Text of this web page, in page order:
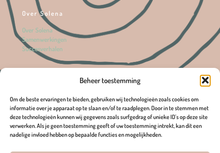
Beheer toestemming
Om de beste ervaringen te bieden, gebruiken wij technologieën zoals cookies om
informatie over je apparaat op te slaan en/of te raadplegen. Door in te stemmen met
deze technologieën kunnen wij gegevens zoals surfgedrag of unieke ID's op deze site
verwerken. Als je geen toestemming geeft of uw toestemming intrekt, kan dit een
nadelige invloed hebben op bepaalde functies en mogelijkheden.
Over Solena
Over Solena
Samenwerkingen
Succesverhalen
Bewustmetsolena.nl
Burg Ottenhofstraat 14B
6561 CM Groesbeek
06 11 18 53 83